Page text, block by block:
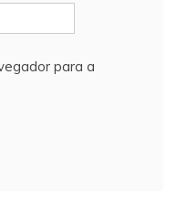
para a